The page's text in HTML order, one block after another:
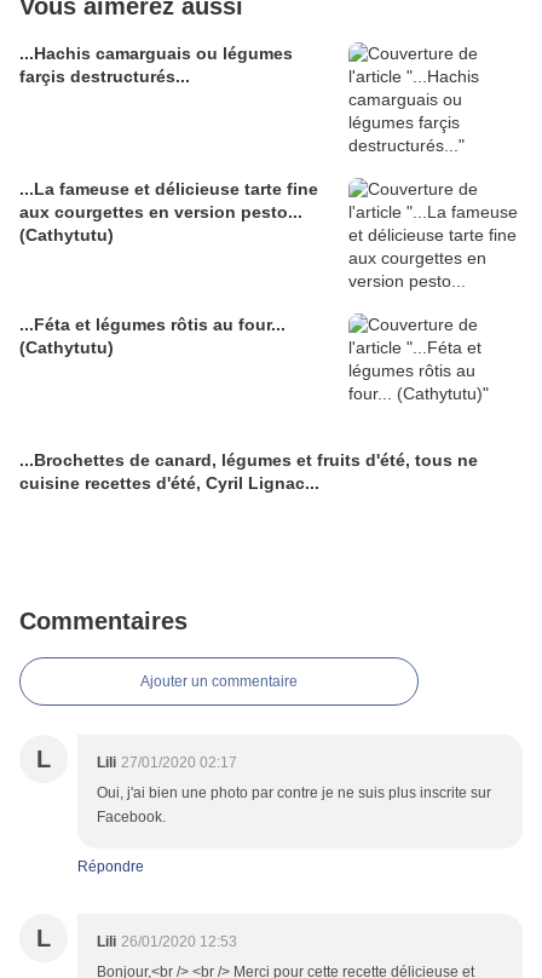
Vous aimerez aussi
...Hachis camarguais ou légumes
farçis destructurés...
...La fameuse et délicieuse tarte fine
aux courgettes en version pesto...
(Cathytutu)
...Féta et légumes rôtis au four...
(Cathytutu)
...Brochettes de canard, légumes et fruits d'été, tous ne
cuisine recettes d'été, Cyril Lignac...
Commentaires
Ajouter un commentaire
L Lili 27/01/2020 02:17
Oui, j'ai bien une photo par contre je ne suis plus inscrite sur
Facebook.
Répondre
L Lili 26/01/2020 12:53
Bonjour,<br /> <br /> Merci pour cette recette délicieuse et